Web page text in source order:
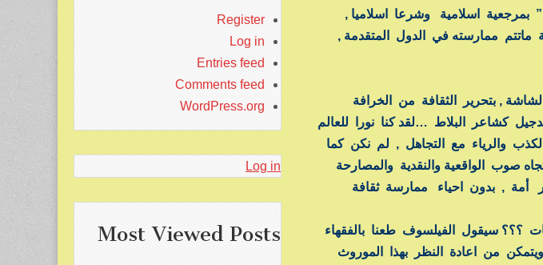
بمرجعية اسلامية وشرعا اسلاميا ,
ماتتم ممارسته في الدول المتقدمة ,
, بتحرير الثقافة من الخرافة
كشاعر البلاط …لقد كنا نورا للعالم
والرياء مع التجاهل , لم نكن كما
صوب الواقعية والنقدية والمصارحة
, بدون احياء ممارسة ثقافة
؟؟؟ سيقول الفيلسوف طعنا بالفقهاء
من اعادة النظر بهذا الموروث
Register
Log in
Entries feed
Comments feed
WordPress.org
Log in
Most Viewed Posts